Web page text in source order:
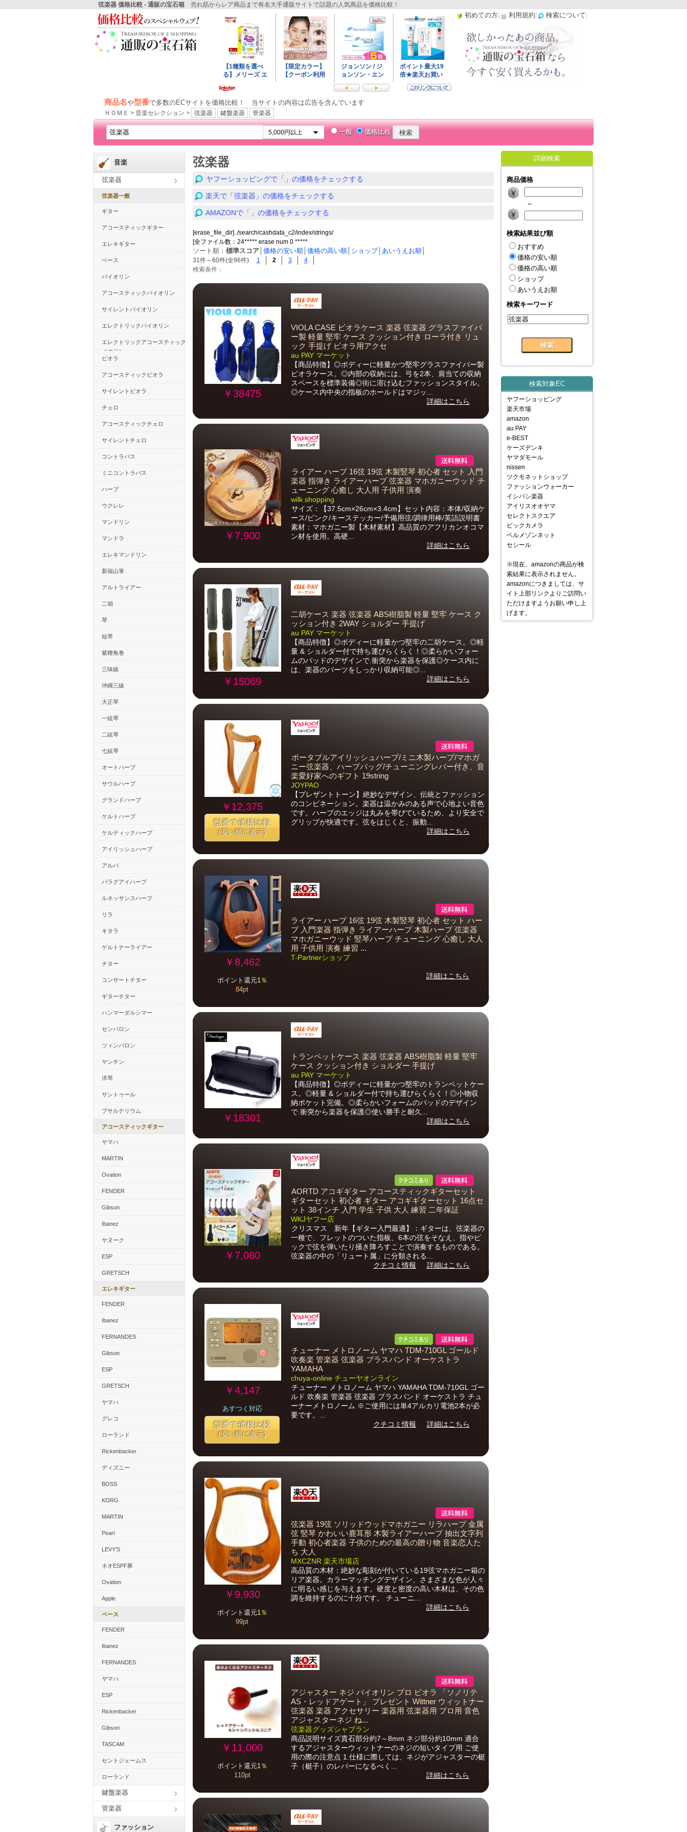
弦楽器 価格比較 - 通販の宝石箱 売れ筋からレア商品まで有名大手通販サイトで話題の人気商品を価格比較！
初めての方 利用規約 検索について
商品名や型番で多数のECサイトを価格比較！ 当サイトの内容は広告を含んでいます
ＨＯＭＥ > 音楽セレクション > 弦楽器 鍵盤楽器 管楽器
一般 価格比較
音楽
弦楽器
弦楽器一般
ギター
アコースティックギター
エレキギター
ベース
バイオリン
アコースティックバイオリン
サイレントバイオリン
エレクトリックバイオリン
エレクトリックアコースティックバ
イオリン
ビオラ
アコースティックビオラ
サイレントビオラ
チェロ
アコースティックチェロ
サイレントチェロ
コントラバス
ミニコントラバス
ハープ
ウクレレ
マンドリン
マンドラ
エレキマンドリン
新福山箏
アルトライアー
二胡
琴
短琴
紫檀角巻
三味線
沖縄三線
大正琴
一絃琴
二絃琴
七絃琴
オートハープ
サウルハープ
グランドハープ
ケルトハープ
ケルティックハープ
アイリッシュハープ
アルパ
パラグアイハープ
ルネッサンスハープ
リラ
キタラ
ゲルトナーライアー
チター
コンサートチター
ギターチター
ハンマーダルシマー
センバロン
ツィンバロン
ヤンチン
洋琴
サントゥール
プサルテリウム
アコースティックギター
ヤマハ
MARTIN
Ovation
FENDER
Gibson
Ibanez
ヤヌーク
ESP
GRETSCH
エレキギター
FENDER
Ibanez
FERNANDES
Gibson
ESP
GRETSCH
ヤマハ
グレコ
ローランド
Rickenbacker
ディズニー
BOSS
KORG
MARTIN
Pearl
LEVY'S
ネオESPF豚
Ovation
Apple
ベース
FENDER
Ibanez
FERNANDES
ヤマハ
ESP
Rickenbacker
Gibson
TASCAM
セントジェームス
ローランド
鍵盤楽器
管楽器
ファッション
弦楽器
ヤフーショッピングで「」の価格をチェックする
楽天で「弦楽器」の価格をチェックする
AMAZONで「」の価格をチェックする
[erase_file_dir]../search/cashdata_c2/index/strings/
[全ファイル数：24***** erase num 0 *****
ソート順： 標準スコア 価格の安い順 価格の高い順 ショップ│ あいうえお順
31件～60件(全96件) 1 2 3
4
検索条件：
￥38475
VIOLA CASE ビオラケース 楽器 弦楽器 グラスファイバ
ー製 軽量 堅牢 ケース クッション付き ローラ付き リュ
ック 手提げ ビオラ用アクセ
au PAY マーケット
【商品特徴】◎ボディーに軽量かつ堅牢グラスファイバー製
ビオラケース。◎内部の収納には、弓を2本、肩当ての収納
スペースを標準装備◎街に溶け込むファッションスタイル。
◎ケース内中央の指板のホールドはマジッ...
詳細はこちら
￥7,900
ライアー ハープ 16弦 19弦 木製竪琴 初心者 セット 入門
楽器 指弾き ライアーハープ 弦楽器 マホガニーウッド チ
ューニング 心癒し 大人用 子供用 演奏
wilk shopping
サイズ：【37.5cm×26cm×3.4cm】セット内容：本体/収納ケ
ース/ピンク/キーステッカー/予備用弦/調律用棒/英語説明書
素材：マホガニー製【木材素材】高品質のアフリカンオコマ
ン材を使用。高硬...
詳細はこちら
￥15069
二胡ケース 楽器 弦楽器 ABS樹脂製 軽量 堅牢 ケース ク
ッション付き 2WAY ショルダー 手提げ
au PAY マーケット
【商品特徴】◎ボディーに軽量かつ堅牢の二胡ケース。◎軽
量 & ショルダー付で持ち運びらくらく！◎柔らかいフォー
ムのパッドのデザインで.衝突から楽器を保護◎ケース内に
は、楽器のパーツをしっかり収納可能◎...
詳細はこちら
￥12,375
型番で価格比較
(安い順に表示)
ポータブルアイリッシュハープ/ミニ木製ハープ/マホガ
ニー弦楽器、ハープバッグ/チューニングレバー付き、音
楽愛好家へのギフト 19string
JOYPAO
【プレザントトーン】絶妙なデザイン、伝統とファッション
のコンビネーション。楽器は温かみのある声で心地よい音色
です。ハープのエッジは丸みを帯びているため、より安全で
グリップが快適です。弦をはじくと、振動...
詳細はこちら
￥8,462
ポイント還元1％
84pt
ライアー ハープ 16弦 19弦 木製竪琴 初心者 セット ハー
プ 入門楽器 指弾き ライアーハープ 木製ハープ 弦楽器
マホガニーウッド 竪琴ハープ チューニング 心癒し 大人
用 子供用 演奏 練習 ...
T-Partnerショップ
詳細はこちら
￥18301
トランペットケース 楽器 弦楽器 ABS樹脂製 軽量 堅牢
ケース クッション付き ショルダー 手提げ
au PAY マーケット
【商品特徴】◎ボディーに軽量かつ堅牢のトランペットケー
ス。◎軽量 & ショルダー付で持ち運びらくらく！◎小物収
納ポケット完備。◎柔らかいフォームのパッドのデザイン
で.衝突から楽器を保護◎使い勝手と耐久...
詳細はこちら
￥7,080
AORTD アコギギター アコースティックギターセット
ギターセット 初心者 ギター アコギギターセット 16点セ
ット 38インチ 入門 学生 子供 大人 練習 二年保証
WKJヤフー店
クリスマス 新年【ギター入門最適】：ギターは、弦楽器の
一種で、フレットのついた指板、6本の弦をそなえ、指やピ
ックで弦を弾いたり掻き降ろすことで演奏するものである。
弦楽器の中の「リュート属」に分類される...
クチコミ情報
詳細はこちら
￥4,147
あすつく対応
型番で価格比較
(安い順に表示)
チューナー メトロノーム ヤマハ TDM-710GL ゴールド
吹奏楽 管楽器 弦楽器 ブラスバンド オーケストラ
YAMAHA
chuya-online チューヤオンライン
チューナー メトロノーム ヤマハ YAMAHA TDM-710GL ゴー
ルド 吹奏楽 管楽器 弦楽器 ブラスバンド オーケストラ チュ
ーナーメトロノーム ※ご使用には単4アルカリ電池2本が必
要です。...
クチコミ情報
詳細はこちら
￥9,930
ポイント還元1％
99pt
弦楽器 19弦 ソリッドウッドマホガニー リラハープ 金属
弦 竪琴 かわいい鹿耳形 木製ライアーハープ 抽出文字列
手動 初心者楽器 子供のための最高の贈り物 音楽恋人た
ち 大人
MXCZNR 楽天市場店
高品質の木材：絶妙な彫刻が付いている19弦マホガニー箱の
リア楽器。カラーマッチングデザイン、さまざまな色が人々
に明るい感じを与えます。硬度と密度の高い木材は、その色
調を維持するのに十分です。 チューニ...
詳細はこちら
￥11,000
ポイント還元1％
110pt
アジャスター ネジ バイオリン プロ ビオラ 「ソノリテ
AS・レッドアゲート」 プレゼント Wittner ウィットナー
弦楽器 楽器 アクセサリー 楽器用 弦楽器用 プロ用 音色
アジャスターネジ ね...
弦楽器グッズシャブラン
商品説明サイズ貴石部分約7～8mm ネジ部分約10mm 適合
するアジャスターウィットナーのネジの短いタイプ用 ご使
用の際の注意点 1.仕様に際しては、ネジがアジャスターの梃
子（梃子）のレバーになるべく...
詳細はこちら
詳細検索
商品価格
～
検索結果並び順
おすすめ
価格の安い順
価格の高い順
ショップ
あいうえお順
検索キーワード
検索対象EC
ヤフーショッピング
楽天市場
amazon
au PAY
e-BEST
ケーズデンキ
ヤマダモール
nissen
ツクモネットショップ
ファッションウォーカー
イシバシ楽器
アイリスオオヤマ
セレクトスクエア
ビックカメラ
ベルメゾンネット
セシール
※現在、amazonの商品が検
索結果に表示されません。
amazonにつきましては、サ
イト上部リンクよりご訪問い
ただけますようお願い申し上
げます。